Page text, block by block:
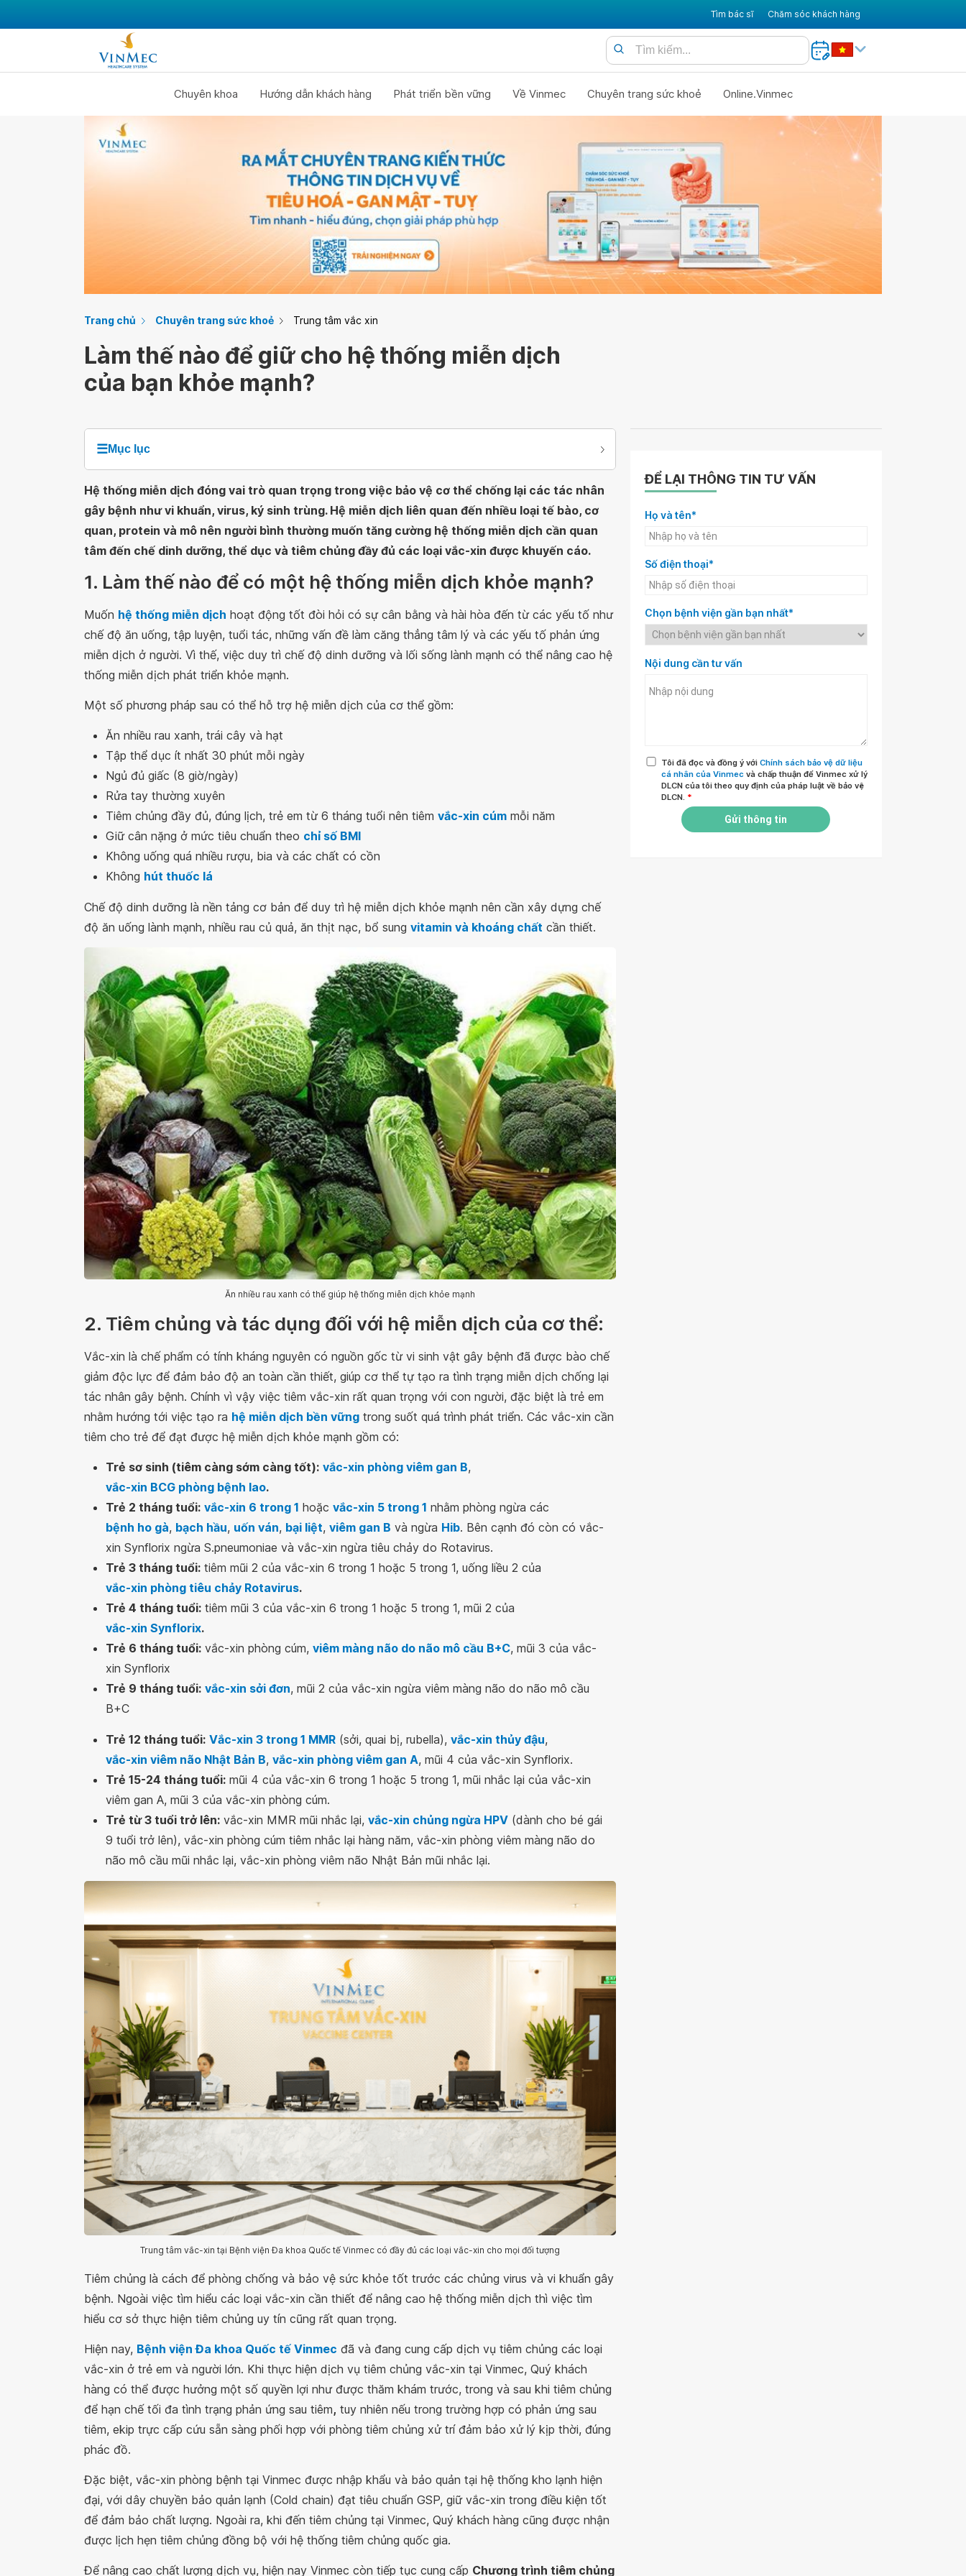
Tìm bác sĩ Chăm sóc khách hàng
Chuyên khoa Hướng dẫn khách hàng Phát triển bền vững Về Vinmec Chuyên trang sức khoẻ Online.Vinmec
Trang chủ Chuyên trang sức khoẻ Trung tâm vắc xin
Làm thế nào để giữ cho hệ thống miễn dịch
của bạn khỏe mạnh?
☰Mục lục
Hệ thống miễn dịch đóng vai trò quan trọng trong việc bảo vệ cơ thể chống lại các tác nhân
gây bệnh như vi khuẩn, virus, ký sinh trùng. Hệ miễn dịch liên quan đến nhiều loại tế bào, cơ
quan, protein và mô nên người bình thường muốn tăng cường hệ thống miễn dịch cần quan
tâm đến chế dinh dưỡng, thể dục và tiêm chủng đầy đủ các loại vắc-xin được khuyến cáo.
1. Làm thế nào để có một hệ thống miễn dịch khỏe mạnh?
Muốn hệ thống miễn dịch hoạt động tốt đòi hỏi có sự cân bằng và hài hòa đến từ các yếu tố như
chế độ ăn uống, tập luyện, tuổi tác, những vấn đề làm căng thẳng tâm lý và các yếu tố phản ứng
miễn dịch ở người. Vì thế, việc duy trì chế độ dinh dưỡng và lối sống lành mạnh có thể nâng cao hệ
thống miễn dịch phát triển khỏe mạnh.
Một số phương pháp sau có thể hỗ trợ hệ miễn dịch của cơ thể gồm:
Ăn nhiều rau xanh, trái cây và hạt
Tập thể dục ít nhất 30 phút mỗi ngày
Ngủ đủ giấc (8 giờ/ngày)
Rửa tay thường xuyên
Tiêm chủng đầy đủ, đúng lịch, trẻ em từ 6 tháng tuổi nên tiêm vắc-xin cúm mỗi năm
Giữ cân nặng ở mức tiêu chuẩn theo chỉ số BMI
Không uống quá nhiều rượu, bia và các chất có cồn
Không hút thuốc lá
Chế độ dinh dưỡng là nền tảng cơ bản để duy trì hệ miễn dịch khỏe mạnh nên cần xây dựng chế
độ ăn uống lành mạnh, nhiều rau củ quả, ăn thịt nạc, bổ sung vitamin và khoáng chất cần thiết.
Ăn nhiều rau xanh có thể giúp hệ thống miễn dịch khỏe mạnh
2. Tiêm chủng và tác dụng đối với hệ miễn dịch của cơ thể:
Vắc-xin là chế phẩm có tính kháng nguyên có nguồn gốc từ vi sinh vật gây bệnh đã được bào chế
giảm độc lực để đảm bảo độ an toàn cần thiết, giúp cơ thể tự tạo ra tình trạng miễn dịch chống lại
tác nhân gây bệnh. Chính vì vậy việc tiêm vắc-xin rất quan trọng với con người, đặc biệt là trẻ em
nhằm hướng tới việc tạo ra hệ miễn dịch bền vững trong suốt quá trình phát triển. Các vắc-xin cần
tiêm cho trẻ để đạt được hệ miễn dịch khỏe mạnh gồm có:
Trẻ sơ sinh (tiêm càng sớm càng tốt): vắc-xin phòng viêm gan B,
vắc-xin BCG phòng bệnh lao.
Trẻ 2 tháng tuổi: vắc-xin 6 trong 1 hoặc vắc-xin 5 trong 1 nhằm phòng ngừa các
bệnh ho gà, bạch hầu, uốn ván, bại liệt, viêm gan B và ngừa Hib. Bên cạnh đó còn có vắc-
xin Synflorix ngừa S.pneumoniae và vắc-xin ngừa tiêu chảy do Rotavirus.
Trẻ 3 tháng tuổi: tiêm mũi 2 của vắc-xin 6 trong 1 hoặc 5 trong 1, uống liều 2 của
vắc-xin phòng tiêu chảy Rotavirus.
Trẻ 4 tháng tuổi: tiêm mũi 3 của vắc-xin 6 trong 1 hoặc 5 trong 1, mũi 2 của
vắc-xin Synflorix.
Trẻ 6 tháng tuổi: vắc-xin phòng cúm, viêm màng não do não mô cầu B+C, mũi 3 của vắc-
xin Synflorix
Trẻ 9 tháng tuổi: vắc-xin sởi đơn, mũi 2 của vắc-xin ngừa viêm màng não do não mô cầu
B+C
Trẻ 12 tháng tuổi: Vắc-xin 3 trong 1 MMR (sởi, quai bị, rubella), vắc-xin thủy đậu,
vắc-xin viêm não Nhật Bản B, vắc-xin phòng viêm gan A, mũi 4 của vắc-xin Synflorix.
Trẻ 15-24 tháng tuổi: mũi 4 của vắc-xin 6 trong 1 hoặc 5 trong 1, mũi nhắc lại của vắc-xin
viêm gan A, mũi 3 của vắc-xin phòng cúm.
Trẻ từ 3 tuổi trở lên: vắc-xin MMR mũi nhắc lại, vắc-xin chủng ngừa HPV (dành cho bé gái
9 tuổi trở lên), vắc-xin phòng cúm tiêm nhắc lại hàng năm, vắc-xin phòng viêm màng não do
não mô cầu mũi nhắc lại, vắc-xin phòng viêm não Nhật Bản mũi nhắc lại.
Trung tâm vắc-xin tại Bệnh viện Đa khoa Quốc tế Vinmec có đầy đủ các loại vắc-xin cho mọi đối tượng
Tiêm chủng là cách để phòng chống và bảo vệ sức khỏe tốt trước các chủng virus và vi khuẩn gây
bệnh. Ngoài việc tìm hiểu các loại vắc-xin cần thiết để nâng cao hệ thống miễn dịch thì việc tìm
hiểu cơ sở thực hiện tiêm chủng uy tín cũng rất quan trọng.
Hiện nay, Bệnh viện Đa khoa Quốc tế Vinmec đã và đang cung cấp dịch vụ tiêm chủng các loại
vắc-xin ở trẻ em và người lớn. Khi thực hiện dịch vụ tiêm chủng vắc-xin tại Vinmec, Quý khách
hàng có thể được hưởng một số quyền lợi như được thăm khám trước, trong và sau khi tiêm chủng
để hạn chế tối đa tình trạng phản ứng sau tiêm, tuy nhiên nếu trong trường hợp có phản ứng sau
tiêm, ekip trực cấp cứu sẵn sàng phối hợp với phòng tiêm chủng xử trí đảm bảo xử lý kịp thời, đúng
phác đồ.
Đặc biệt, vắc-xin phòng bệnh tại Vinmec được nhập khẩu và bảo quản tại hệ thống kho lạnh hiện
đại, với dây chuyền bảo quản lạnh (Cold chain) đạt tiêu chuẩn GSP, giữ vắc-xin trong điều kiện tốt
để đảm bảo chất lượng. Ngoài ra, khi đến tiêm chủng tại Vinmec, Quý khách hàng cũng được nhận
được lịch hẹn tiêm chủng đồng bộ với hệ thống tiêm chủng quốc gia.
Để nâng cao chất lượng dịch vụ, hiện nay Vinmec còn tiếp tục cung cấp Chương trình tiêm chủng
ĐỂ LẠI THÔNG TIN TƯ VẤN
Họ và tên*
Số điện thoại*
Chọn bệnh viện gần bạn nhất*
Nội dung cần tư vấn
Tôi đã đọc và đồng ý với Chính sách bảo vệ dữ liệu
cá nhân của Vinmec và chấp thuận để Vinmec xử lý
DLCN của tôi theo quy định của pháp luật về bảo vệ
DLCN. *
Gửi thông tin